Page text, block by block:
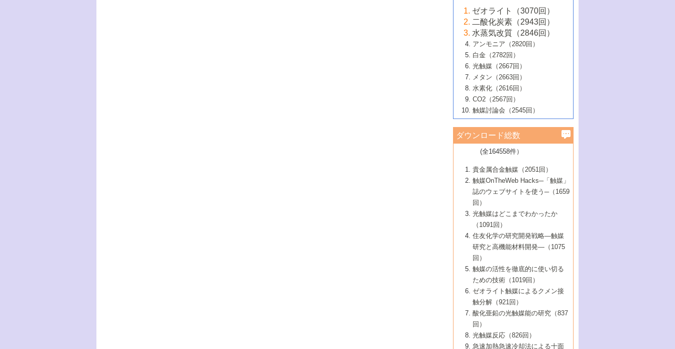
大学：オンライン・対面開催）
6号 メタン転換技術の最新動向
B号 第125回触媒討論会（2020年・工学
院大学）
5号 固体触媒による含窒素有機化合物変
換の最前線
6号 貴金属使用量低減に向けた自動車排
ガス浄化触媒の開発
B号 第123回触媒討論会（2019年・大阪
B号 第121回触媒討論会（2018年・東京
大学）
5号 水素のふるまいを解き明かす最先端
研究
6号 低級アルカンの有効利用のための触
媒技術
B号 第119回触媒討論会（2017年・首都
大学東京）
媒技術
3号 触媒研究の最先端～とびたて若き研究
者たち～（1）
4号 触媒研究の最先端～とびたて若き研究
者たち～（2）
5号 触媒研究の最先端～とびたて若き研究
者たち～（3）
6号 イオニクス材料と燃料電池・電解合成
の最新の研究動向
B号 第117回触媒討論会（2016年・大阪府
立大学）
2号 石油精製用触媒の最近の進展
3号 固体酸化物形燃料電池（SOFC）におけ
るアノード触媒上での燃料直接改質技術
4号 コアシェル構造の制御による触媒機能
5号 工業触媒およびその周辺技術の最近の
進歩
6号 ナノシート
B号 第115回触媒討論会（2015年・成蹊大
2号 光触媒反応機構に関する最新の研究動
向
開発動向
4号 人工光合成に向けた近年のアプローチ
5号 未利用熱エネルギーの有効活用に貢献
する触媒技術
6号 ポリオキソメタレート
B号 第113回触媒討論会（2014年・ロワジ
ールホテル豊橋）
1号 高耐久性燃料電池システム用触媒にお
ける新展開
2号 リビングラジカル重合の最近の動向
3号 天然ガスの化学工業的展開に関する触
媒技術
4号 貴金属触媒の精密構造制御とその活用
5号 バイオマス化成品製造のための固体触
6号 ナノ空間─吸着状態解析から新機能開拓
B号 第111回触媒討論会（2013年・関西大
▼54巻（2012年）
1号 規則性多孔体の利用技術における最近
の進歩
2号 第109回触媒討論会
3号 貴金属低減技術の最新動向
4号 貴金属代替技術の最新動向
5号 光触媒による物質変換反応の新展開
6号 グラフェン
7号 水素を利用する化成品合成の新潮流
▼53巻（2011年）
1号 金属学から見る合金触媒の新展開
2号 第107回触媒討論会
3号 触媒のその場観察法の進歩（１）
4号 触媒のその場観察法の進歩（２）
5号 不活性結合の触媒的活性化による有機
合成
6号 新しい固体酸触媒技術
7号 ゼオライト合成における最近の進歩
▼52巻（2010年）
1号 触媒の劣化対策と長寿命触媒開発
2号 第105回触媒討論会
3号 ナノ構造が拓く新機能
4号 活性サイトおよびその環境の精密な設
計による触媒の高機能化
5号 触媒を有効に使うための技術
7号 有機分子触媒による精密有機合成
8号 高機能化ポリオレフィンに向けた重合
触媒の最近の進展
1号 炭素材料－熱い注目を集める材料－
2号 第103回触媒討論会
3号 環境浄化用光触媒の現状と課題
4号 水素社会の実現に向けた水素製造・貯
蔵技術の進歩
5号 CO2が関わる触媒・材料
7号 持続可能社会実現のための触媒および
触媒関連技術
▼50巻（2008年）
1号 触媒化学と学会のこの10年，半世紀，
そして未来
2号 第101回触媒討論会
4号 錯体を利用したユニークな表面構造の
構築と機能
5号 若手会員による触媒研究の未来展望1：
企業編
6号 第102回触媒討論会
7号 触媒・化学反応における計算化学の進
8号 若手研究者による触媒研究の未来展望
2：大学・研究所編
▼49巻（2007年）
1号 含フッ素化合物の合成と触媒
2号 第99回触媒討論会
3号 実用的ファインケミカル合成プロセス
を実現する触媒
5号 こんな物質，あんな物質―新たな触媒
の可能性―
7号 『結晶の化学』を活かした触媒研究
8号 イオン液体の応用
▼48巻（2006年）
1号 固体酸触媒の最近の進歩
2号 第97回触媒討論会
3号 リビング重合触媒の最近の展開
5号 水素製造・貯蔵のための触媒技術の新
しい展開
6号 第98回触媒討論会
7号 基礎化学品製造の触媒技術
8号 多機能型リアクター
1号 最近の触媒担体とその効果
2号 第95回触媒討論会
4号 水分解用光触媒材料
5号 時間分解分光の進歩と応用
6号 第96回触媒討論会
8号 超臨界流体を用いた化学プロセスの新
▼46巻（2004年）
1号 部分酸化反応触媒の最前線
2号 第93回触媒討論会
3号 特殊エネルギー場の触媒反応
4号 生体内における金属の触媒作用
5号 ファインケミカルズの展開に寄与する
6号 第94回触媒討論会
7号 サブナノレベルでみた新しい表面現象
8号 オレフィン重合触媒の新たな展
▼45巻（2003年）
1号 なぜこの触媒が良いのか？
2号 第91回触媒討論会
3号 最近の自動車排ガス処理技術
4号 触媒研究の現状と将来─第90回触媒討論
5号 基礎化学品製造の触媒技術
6号 第92回触媒討論会
7号 基礎化学品製造の触媒技術
8号 資源の循環と触媒技術
▼44巻（2002年）
1号 高次制御された触媒の化学
2号 第89回触媒討論会
3号 触媒を利用した電気化学の新展開
4号 ナノ材料の調製と機能化
5号 こんな触媒が欲しい
6号 第90回触媒討論会
7号 触媒研究と学術雑誌/情報
8号 若い世代からみた触媒化学の現状と未
▼43巻（2001年）
1号 グリーンケミストリーと触媒
2号 第87回触媒討論会特集号
3号 生体触媒とバイオプロセス
4号 水素製造・利用の触媒化学
5号 触媒研究における新しい切り口：コン
ビナトリアルケミストリー
6号 第88回触媒討論会特集号
7号 企業における触媒研究のブレークスル
8号 この材料を触媒として使ってみません
▼42巻（2000年）
1号 触媒反応工学の明日を拓く
2号 第85回触媒討論会
3号 反応ダイナミクス
5号 触媒のおもしろさをどのように伝える
6号 第86回触媒討論会
7号 水素化精製触媒の新しい展開
8号 新しい反応性と機能性を目指した金属
クラスタ-化学
▼41巻（1999年）
1号 孔、穴、あな?-特異な空間とその利用-
2号 第83回触媒討論会
3号 均一系触媒反応最前線
4号 実用炭素材料の新展開
5号 研究の方法論を考える
7号 機能性金属材料と触媒
8号 触媒研究へのNMRの応用と展望
▼40巻（1998年）
進展と21世紀への提言/創立40周年記念・触
媒学会この10年の歩みとこれから/創立40周
2号 第81回触媒討論会
3号 計算機触媒化学へのさそい
4号 触媒劣化の制御と予測
5号 最新の実用プロセスと触媒
6号 第82回触媒討論会
1号 均一系と不均一系触媒反応-その特徴と
接点
2号 第79回触媒討論会
3号 最新NO除去触媒の実用化研究
4号 新しい反応場を目指した触媒調製
5号 反応・分離技術の新しい展開
6号 第80回触媒討論会
▼38巻（1996年）
1号 触媒の構造と触媒作用/C1化学を中心と
する21世紀への触媒
3号 オリンピックメダル:金・銀・銅はどん
な触媒作用を示すか
4号 触媒作用における機能の複合化
▼37巻（1995年）
1号 ファインケミカルズと固体触媒
2号 第75回触媒討論会
3号 希土類を利用した触媒
4号 触媒とリサイクル
5号 エネルギー変換触媒
▼36巻（1994年）
1号 電気化学と触媒
2号 第73回触媒討論会
3号 C4化学の展開
4号 《通常号》
▼35巻（1993年）
1号 工業触媒開発マニュアル―探索から工
業化まで
2号 第71回触媒討論会
▼34巻（1992年）
1号 インパクトを与えたこの研究
2号 第69回触媒討論会
▼33巻（1991年）
1号 触媒プロセス開発マニュアル―探索か
▼32巻（1990年）
ゼオライト（3070回）
二酸化炭素（2943回）
水蒸気改質（2846回）
アンモニア（2820回）
白金（2782回）
光触媒（2667回）
メタン（2663回）
水素化（2616回）
CO2（2567回）
触媒討論会（2545回）
ダウンロード総数
(全164558件）
貴金属合金触媒（2051回）
触媒OnTheWeb Hacks─「触媒」
誌のウェブサイトを使う─（1659
回）
光触媒はどこまでわかったか
（1091回）
住友化学の研究開発戦略―触媒
研究と高機能材料開発―（1075
回）
触媒の活性を徹底的に使い切る
ための技術（1019回）
ゼオライト触媒によるクメン接
触分解（921回）
酸化亜鉛の光触媒能の研究（837
回）
光触媒反応（826回）
急速加熱急速冷却法による十面